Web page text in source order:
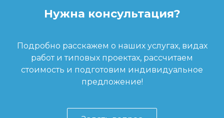
Нужна консультация?
Подробно расскажем о наших услугах, видах
работ и типовых проектах, рассчитаем
стоимость и подготовим индивидуальное
предложение!